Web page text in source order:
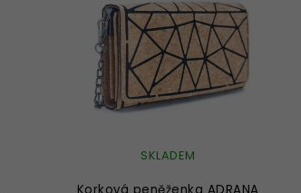
p
r
o
d
u
ů
SKLADEM